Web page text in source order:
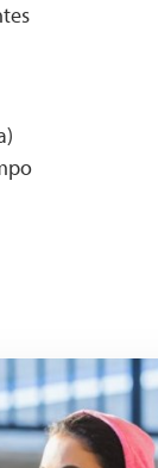
while